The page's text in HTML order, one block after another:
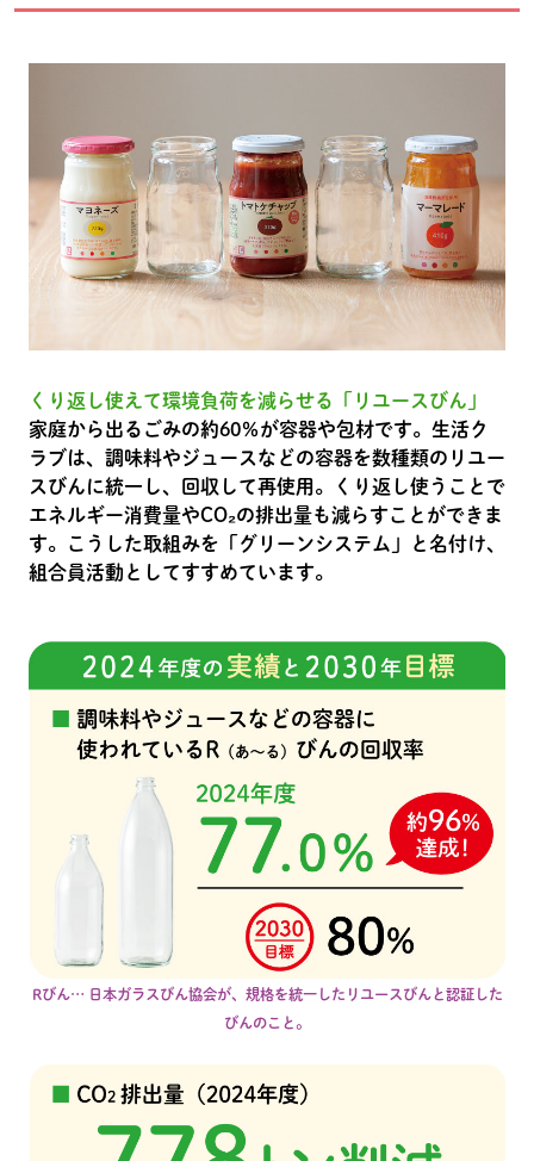
くり返し使えて環境負荷を減らせる「リユースびん」
家庭から出るごみの約60％が容器や包材です。生活ク
ラブは、調味料やジュースなどの容器を数種類のリユー
スびんに統一し、回収して再使用。くり返し使うことで
エネルギー消費量やCO₂の排出量も減らすことができま
す。こうした取組みを「グリーンシステム」と名付け、
組合員活動としてすすめています。
Rびん… 日本ガラスびん協会が、規格を統一したリユースびんと認証した
びんのこと。